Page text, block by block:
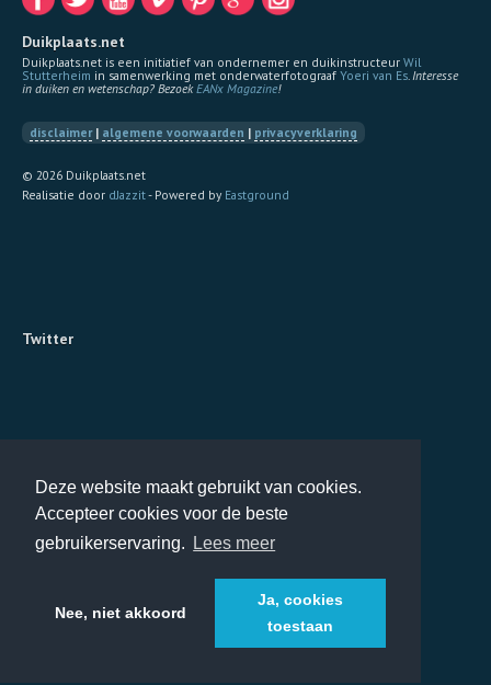
Deze website maakt gebruikt van cookies.
Accepteer cookies voor de beste
gebruikerservaring.
Lees meer
Nee, niet akkoord
Ja, cookies
toestaan
Duikplaats.net
Duikplaats.net is een initiatief van ondernemer en duikinstructeur Wil
Stutterheim in samenwerking met onderwaterfotograaf Yoeri van Es.Interesse
in duiken en wetenschap? BezoekEANx Magazine!
disclaimer| algemene voorwaarden | privacyverklaring
© 2026 Duikplaats.net
Realisatie door dJazzit- Powered by Eastground
Twitter